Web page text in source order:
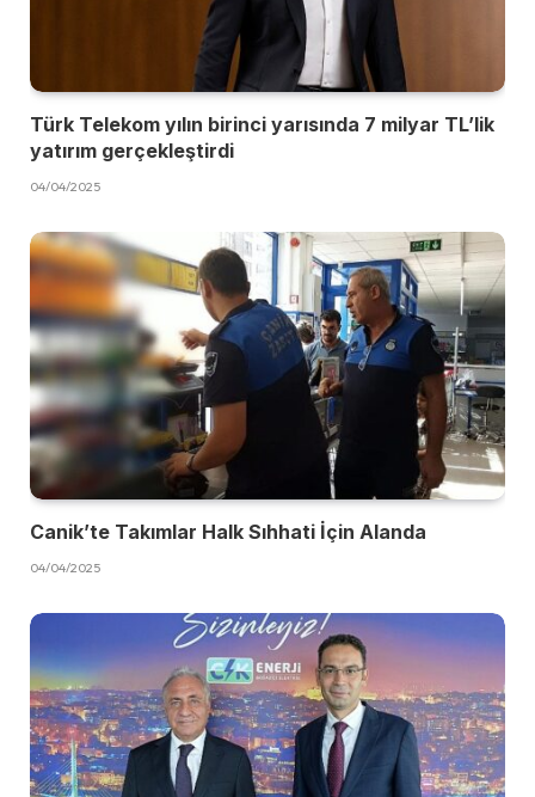
Türk Telekom yılın birinci yarısında 7 milyar TL’lik
yatırım gerçekleştirdi
04/04/2025
Canik’te Takımlar Halk Sıhhati İçin Alanda
04/04/2025